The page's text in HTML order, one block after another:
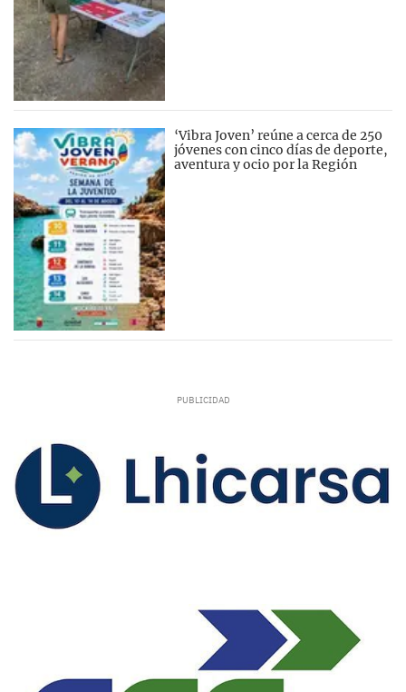
‘Vibra Joven’ reúne a cerca de 250
jóvenes con cinco días de deporte,
aventura y ocio por la Región